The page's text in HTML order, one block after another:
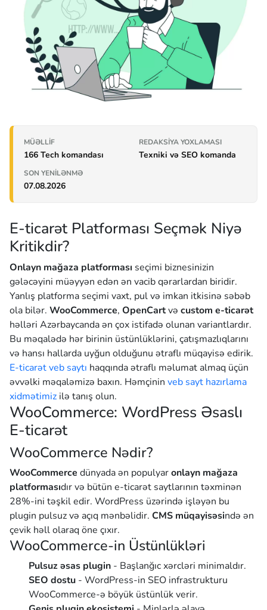
MÜƏLLIF
166 Tech komandası
REDAKSIYA YOXLAMASI
Texniki və SEO komanda
SON YENILƏNMƏ
07.08.2026
E-ticarət Platforması Seçmək Niyə
Kritikdir?
Onlayn mağaza platforması seçimi biznesinizin
gələcəyini müəyyən edən ən vacib qərarlardan biridir.
Yanlış platforma seçimi vaxt, pul və imkan itkisinə səbəb
ola bilər. WooCommerce, OpenCartvə custom e-ticarət
həlləri Azərbaycanda ən çox istifadə olunan variantlardır.
Bu məqalədə hər birinin üstünlüklərini, çatışmazlıqlarını
və hansı hallarda uyğun olduğunu ətraflı müqayisə edirik.
E-ticarət veb saytı haqqında ətraflı məlumat almaq üçün
əvvəlki məqaləmizə baxın. Həmçinin veb sayt hazırlama
xidmətimiz ilə tanış olun.
WooCommerce: WordPress Əsaslı
E-ticarət
WooCommerce Nədir?
WooCommerce dünyada ən populyaronlayn mağaza
platformasıdır və bütün e-ticarət saytlarının təxminən
28%-ini təşkil edir. WordPress üzərində işləyən bu
plugin pulsuz və açıq mənbəlidir. CMS müqayisəsində ən
çevik həll olaraq öne çıxır.
WooCommerce-in Üstünlükləri
Pulsuz əsas plugin - Başlanğıc xərcləri minimaldır.
SEO dostu - WordPress-in SEO infrastrukturu
WooCommerce-ə böyük üstünlük verir.